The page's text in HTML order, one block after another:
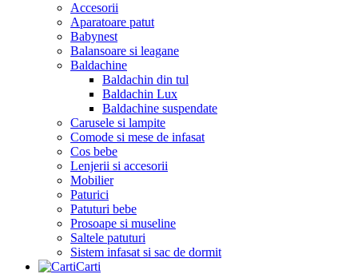
Accesorii
Aparatoare patut
Babynest
Balansoare si leagane
Baldachine
Baldachin din tul
Baldachin Lux
Baldachine suspendate
Carusele si lampite
Comode si mese de infasat
Cos bebe
Lenjerii si accesorii
Mobilier
Paturici
Patuturi bebe
Prosoape si museline
Saltele patuturi
Sistem infasat si sac de dormit
Carti